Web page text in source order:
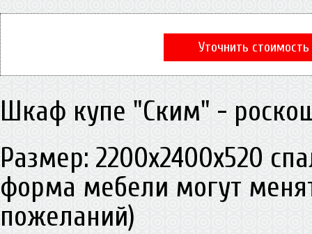
Уточнить стоимость
Шкаф купе "Ским" -
Размер: 2200х2400х520
форма мебели могут
пожеланий)